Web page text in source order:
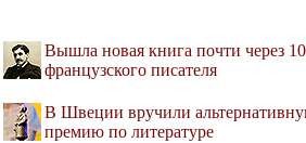
Вышла новая книга почти через
французского писателя
В Швеции вручили
премию по литературе